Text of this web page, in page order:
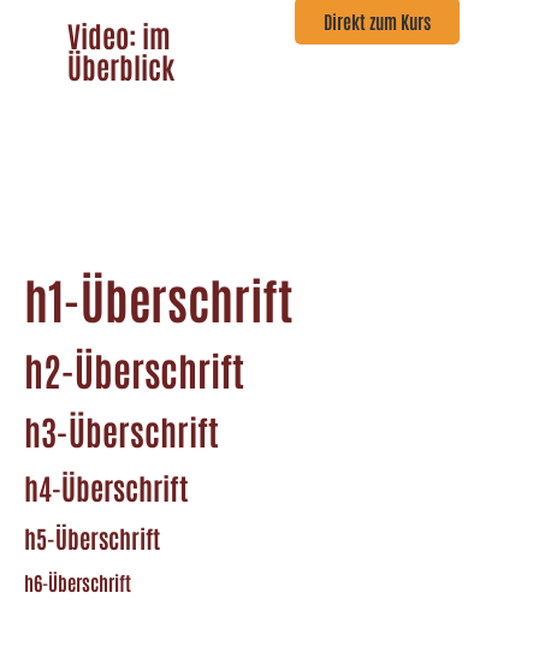
Video: im
Überblick
Direkt zum Kurs
h1-Überschrift
h2-Überschrift
h3-Überschrift
h4-Überschrift
h5-Überschrift
h6-Überschrift